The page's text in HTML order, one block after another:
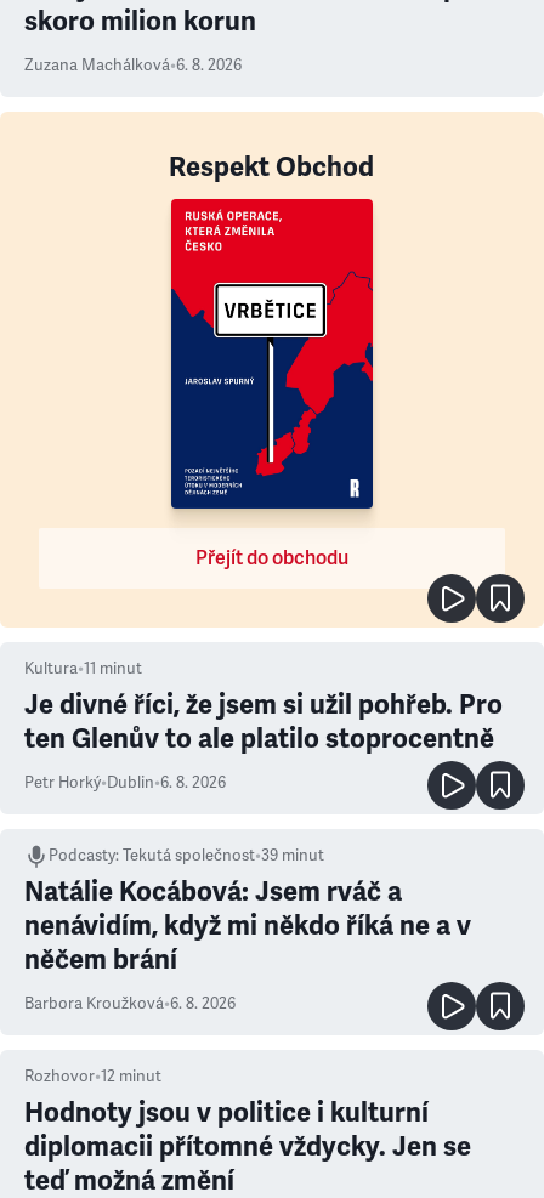
skoro milion korun
Zuzana Machálková•6. 8. 2026
Respekt Obchod
Přejít do obchodu
Kultura•11 minut
Je divné říci, že jsem si užil pohřeb. Pro
ten Glenův to ale platilo stoprocentně
Petr Horký•Dublin•6. 8. 2026
Podcasty:Tekutá společnost•39 minut
Natálie Kocábová: Jsem rváč a
nenávidím, když mi někdo říká ne a v
něčem brání
Barbora Kroužková•6. 8. 2026
Rozhovor•12 minut
Hodnoty jsou v politice i kulturní
diplomacii přítomné vždycky. Jen se
teď možná změní